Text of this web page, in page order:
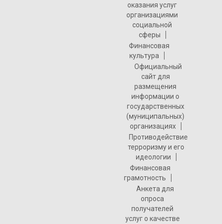
оказания услуг
организациями
социальной
сферы
Финансовая
культура
Официальный
сайт для
размещения
информации о
государственных
(муниципальных)
организациях
Противодействие
терроризму и его
идеологии
Финансовая
грамотность
Анкета для
опроса
получателей
услуг о качестве